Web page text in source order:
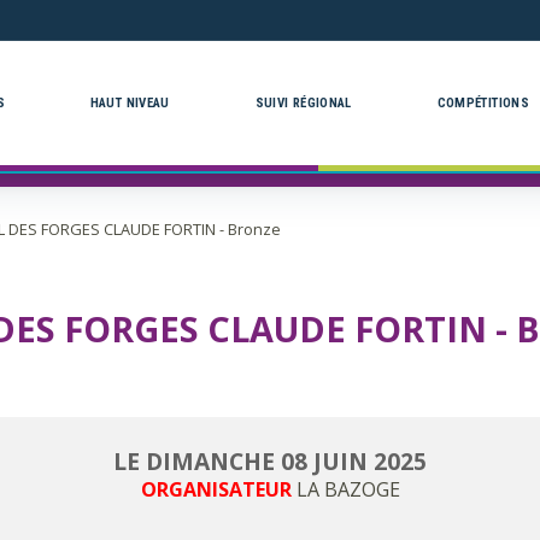
DES FORGES CLAUDE FORTIN - Bronze
FORGES CLAUDE FORTIN -
LE DIMANCHE 08 JUIN 2025
ORGANISATEUR LA BAZOGE
HAUT NIVEAU SUIVI RÉGIONAL COMPÉTITIONS